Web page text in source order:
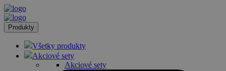
Produkty
Všetky produkty
Akciové sety
Akciové sety